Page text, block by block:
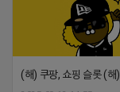
(해) 쿠팡, 쇼핑 슬롯 (해)